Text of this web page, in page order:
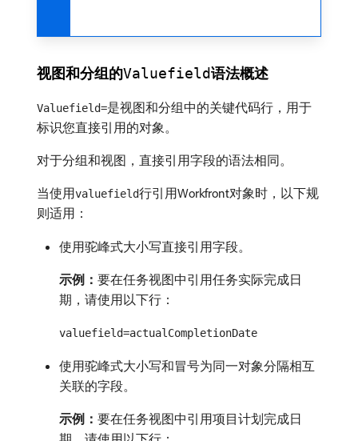
视图和分组的Valuefield语法概述
Valuefield=是视图和分组中的关键代码行，用于
标识您直接引用的对象。
对于分组和视图，直接引用字段的语法相同。
当使用valuefield行引用Workfront对象时，以下规
则适用：
使用驼峰式大小写直接引用字段。
示例： ​要在任务视图中引用任务实际完成日
期，请使用以下行：
valuefield=actualCompletionDate
使用驼峰式大小写和冒号为同一对象分隔相互
关联的字段。
示例： ​要在任务视图中引用项目计划完成日